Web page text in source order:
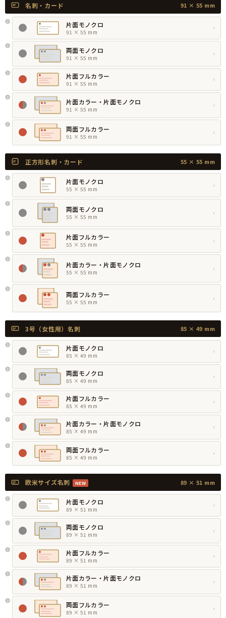
名刺・カード 91 × 55 mm
片面モノクロ
91 × 55 mm
›
両面モノクロ
91 × 55 mm
›
片面フルカラー
91 × 55 mm
›
片面カラー・片面モノクロ
91 × 55 mm
›
両面フルカラー
91 × 55 mm
›
正方形名刺・カード 55 × 55 mm
片面モノクロ
55 × 55 mm
›
両面モノクロ
55 × 55 mm
›
片面フルカラー
55 × 55 mm
›
片面カラー・片面モノクロ
55 × 55 mm
›
両面フルカラー
55 × 55 mm
›
3号（女性用）名刺 85 × 49 mm
片面モノクロ
85 × 49 mm
›
両面モノクロ
85 × 49 mm
›
片面フルカラー
85 × 49 mm
›
片面カラー・片面モノクロ
85 × 49 mm
›
両面フルカラー
85 × 49 mm
›
欧米サイズ名刺 NEW 89 × 51 mm
片面モノクロ
89 × 51 mm
›
両面モノクロ
89 × 51 mm
›
片面フルカラー
89 × 51 mm
›
片面カラー・片面モノクロ
89 × 51 mm
›
両面フルカラー
89 × 51 mm
›